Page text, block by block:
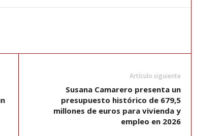
Artículo siguiente
Susana Camarero presenta un
presupuesto histórico de 679,5
millones de euros para vivienda y
empleo en 2026